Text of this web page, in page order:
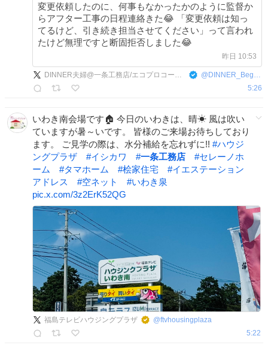
変更依頼したのに、何事もなかったかのように監督か
らアフター工事の日程連絡きた😂 「変更依頼は知っ
てるけど、引き続き担当させてください」って言われ
たけど無理ですと断固拒否しました😂
昨日 10:53
DINNER夫婦@一条工務店/エコプロコート/ブログ @ DINNER_Beginner
5:26
いわき南会場です🏠 今日のいわきは、晴☀ 風は吹い
ていますが暑～いです。 皆様のご来場お待ちしており
ます。 ご見学の際は、水分補給を忘れずに!! #ハウジ
ングプラザ
#イシカワ #一条工務店 #セレーノホ
ーム
#タマホーム #桧家住宅 #イエステーション
アドレス
#空ネット #いわき泉
pic.x.com/3z2ErK52QG
福島テレビハウジングプラザ @ftvhousingplaza
5:22